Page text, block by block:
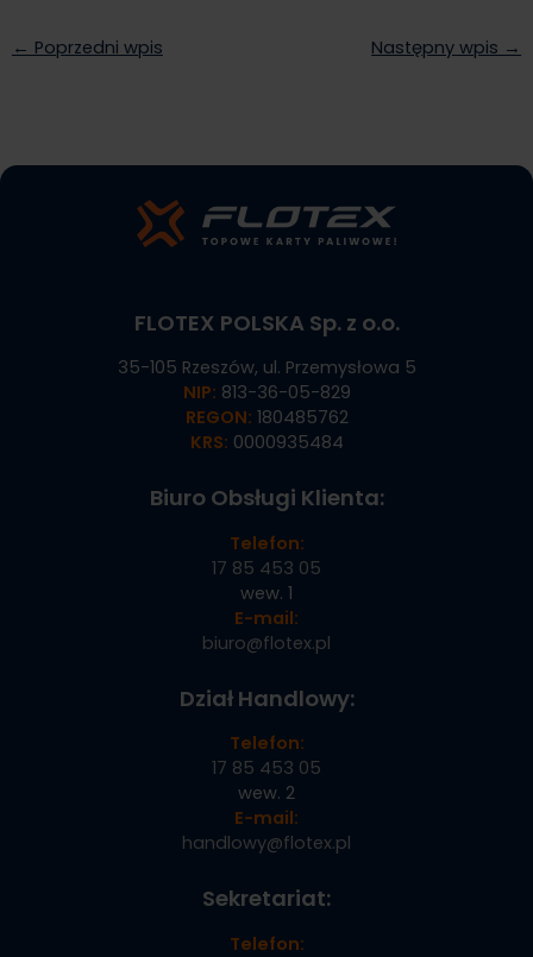
← Poprzedni wpis Następny wpis →
FLOTEX POLSKA Sp. z o.o.
35-105 Rzeszów, ul. Przemysłowa 5
NIP: 813-36-05-829
REGON: 180485762
KRS: 0000935484
Biuro Obsługi Klienta:
Telefon:
17 85 453 05
wew. 1
E-mail:
biuro@flotex.pl
Dział Handlowy:
Telefon:
17 85 453 05
wew. 2
E-mail:
handlowy@flotex.pl
Sekretariat:
Telefon: